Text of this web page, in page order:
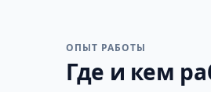
ОПЫТ РАБОТЫ
Где и кем